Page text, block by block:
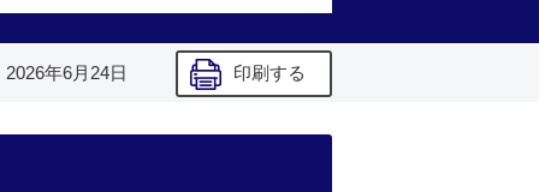
2026年6月24日 印刷する